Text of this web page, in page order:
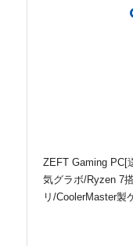
ZEFT Gaming PC[
気グラボ/Ryzen 7
リ/CoolerMaster製